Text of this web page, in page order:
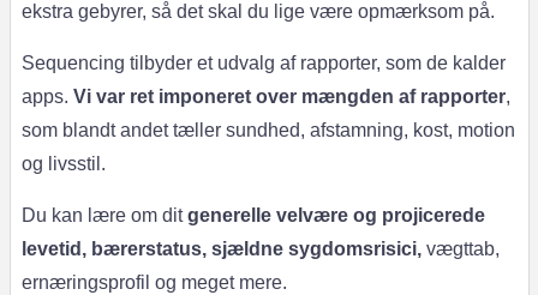
ekstra gebyrer, så det skal du lige være opmærksom på.
Sequencing tilbyder et udvalg af rapporter, som de kalder
apps.Vi var ret imponeret over mængden af ​​rapporter,
som blandt andet tæller sundhed, afstamning, kost, motion
og livsstil.
Du kan lære om ditgenerelle velvære og projicerede
levetid, bærerstatus, sjældne sygdomsrisici, vægttab,
ernæringsprofil og meget mere.